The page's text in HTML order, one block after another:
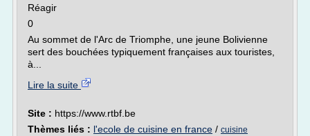
Réagir
0
Au sommet de l'Arc de Triomphe, une jeune Bolivienne
sert des bouchées typiquement françaises aux touristes,
à...
Lire la suite
Site : https://www.rtbf.be
Thèmes liés : l'ecole de cuisine en france / cuisine